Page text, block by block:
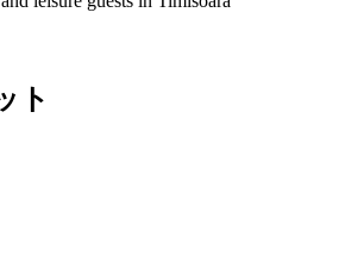
ト